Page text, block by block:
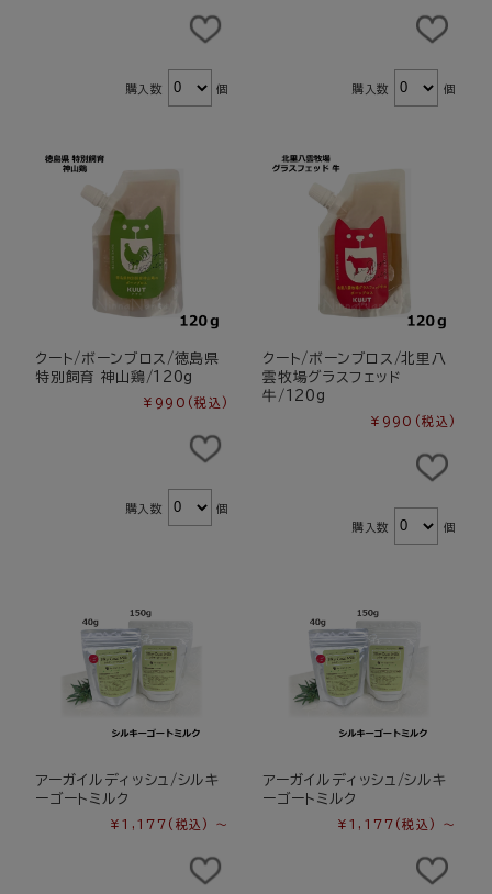
購入数 個 購入数 個
クート/ボーンブロス/徳島県
特別飼育 神山鶏/120g
¥990 (税込)
購入数 個
クート/ボーンブロス/北里八
雲牧場グラスフェッド
牛/120g
¥990 (税込)
購入数 個
アーガイルディッシュ/シルキ
ーゴートミルク
¥1,177 (税込) ～
アーガイルディッシュ/シルキ
ーゴートミルク
¥1,177 (税込) ～